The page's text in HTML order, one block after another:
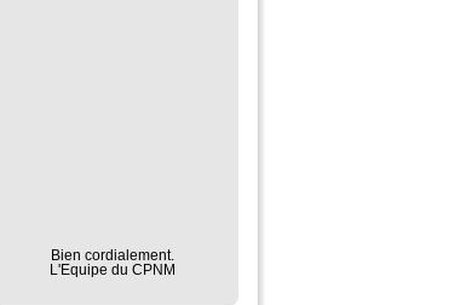
Bien cordialement.
L'Equipe du CPNM